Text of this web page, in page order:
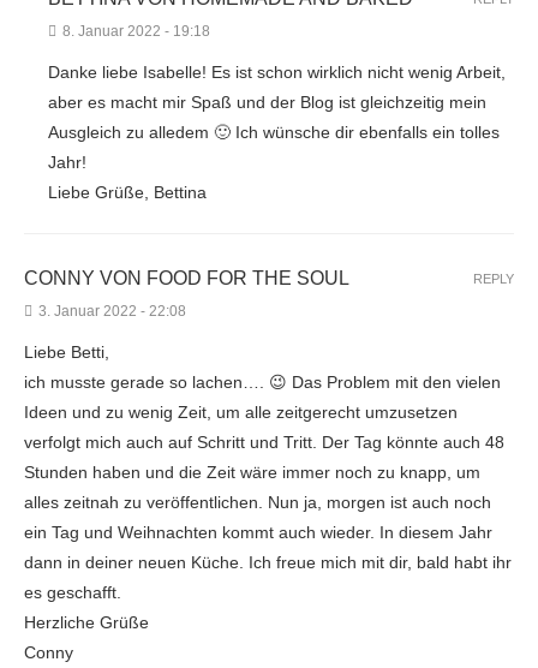
8. Januar 2022 - 19:18
Danke liebe Isabelle! Es ist schon wirklich nicht wenig Arbeit,
aber es macht mir Spaß und der Blog ist gleichzeitig mein
Ausgleich zu alledem 🙂 Ich wünsche dir ebenfalls ein tolles
Jahr!
Liebe Grüße, Bettina
CONNY VON FOOD FOR THE SOUL
3. Januar 2022 - 22:08
Liebe Betti,
ich musste gerade so lachen…. 😉 Das Problem mit den vielen
Ideen und zu wenig Zeit, um alle zeitgerecht umzusetzen
verfolgt mich auch auf Schritt und Tritt. Der Tag könnte auch 48
Stunden haben und die Zeit wäre immer noch zu knapp, um
alles zeitnah zu veröffentlichen. Nun ja, morgen ist auch noch
ein Tag und Weihnachten kommt auch wieder. In diesem Jahr
dann in deiner neuen Küche. Ich freue mich mit dir, bald habt ihr
es geschafft.
Herzliche Grüße
Conny
REPLY